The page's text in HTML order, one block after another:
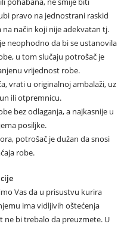
pravo na jednostrani raskid
način koji nije adekvatan tj.
neophodno da bi se ustanovila
u tom slučaju potrošač je
vrijednost robe.
vrati u originalnoj ambalaži, uz
ili otpremnicu.
bez odlaganja, a najkasnije u
posiljke.
potrošač je dužan da snosi
robe.
Vas da u prisustvu kurira
ima vidljivih oštećenja
ne bi trebalo da preuzmete. U